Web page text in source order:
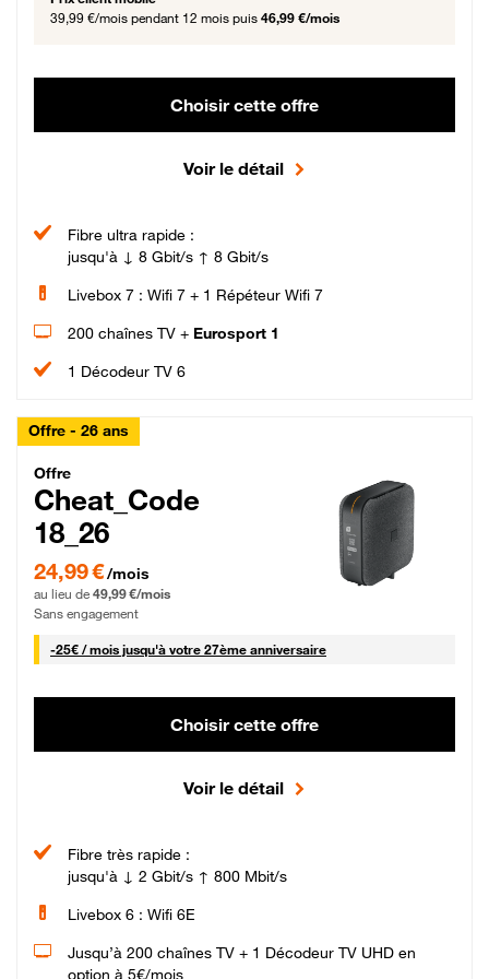
39,99 €/mois pendant 12 mois puis 46,99 €/mois
Choisir cette offre
Voir le détail
Fibre ultra rapide :
jusqu'à ↓ 8 Gbit/s ↑ 8 Gbit/s
Livebox 7 : Wifi 7 + 1 Répéteur Wifi 7
200 chaînes TV + Eurosport 1
1 Décodeur TV 6
Offre - 26 ans
Cheat_Code Fibre_18_26
Offre
Cheat_Code
18_26
24,99 € par mois pendant 0 mois puis 49,99 € par mois, Sans engagement
24,99 €/mois
au lieu de 49,99 €/mois
Sans engagement
-25€ / mois25 € par mois
jusqu'à votre 27ème anniversaire
Choisir cette offre
Voir le détail
Fibre très rapide :
jusqu'à ↓ 2 Gbit/s ↑ 800 Mbit/s
Livebox 6 : Wifi 6E
Jusqu’à 200 chaînes TV + 1 Décodeur TV UHD en
option à 5€/mois